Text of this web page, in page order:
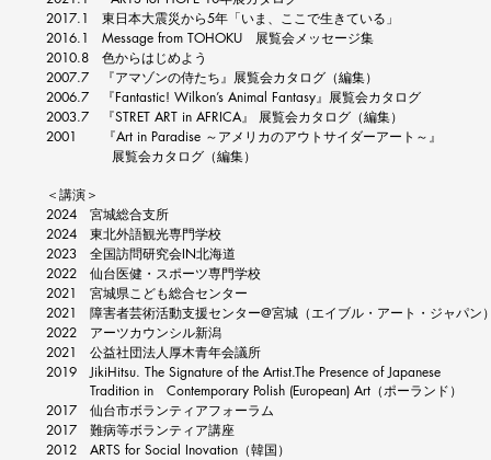
2017.1 東日本大震災から5年「いま、ここで生きている」
2016.1 Message from TOHOKU 展覧会メッセージ集
2010.8 色からはじめよう
2007.7 『アマゾンの侍たち』展覧会カタログ（編集）
2006.7 『Fantastic! Wilkon’s Animal Fantasy』展覧会カタログ
2003.7 『STRET ART in AFRICA』 展覧会カタログ（編集）
2001 『Art in Paradise ～アメリカのアウトサイダーアート～』
展覧会カタログ（編集）
＜講演＞
2024 宮城総合支所
2024 東北外語観光専門学校
2023 全国訪問研究会IN北海道
2022 仙台医健・スポーツ専門学校
2021 宮城県こども総合センター
2021 障害者芸術活動支援センター@宮城（エイブル・アート・ジャパン
2022 アーツカウンシル新潟
2021 公益社団法人厚木青年会議所
2019 ​JikiHitsu. The Signature of the Artist.The Presence of Japanese
Tradition in Contemporary Polish (European) Art（ポーランド）
2017 仙台市ボランティアフォーラム
2017 難病等ボランティア講座
2012 ARTS for Social Inovation（韓国）​